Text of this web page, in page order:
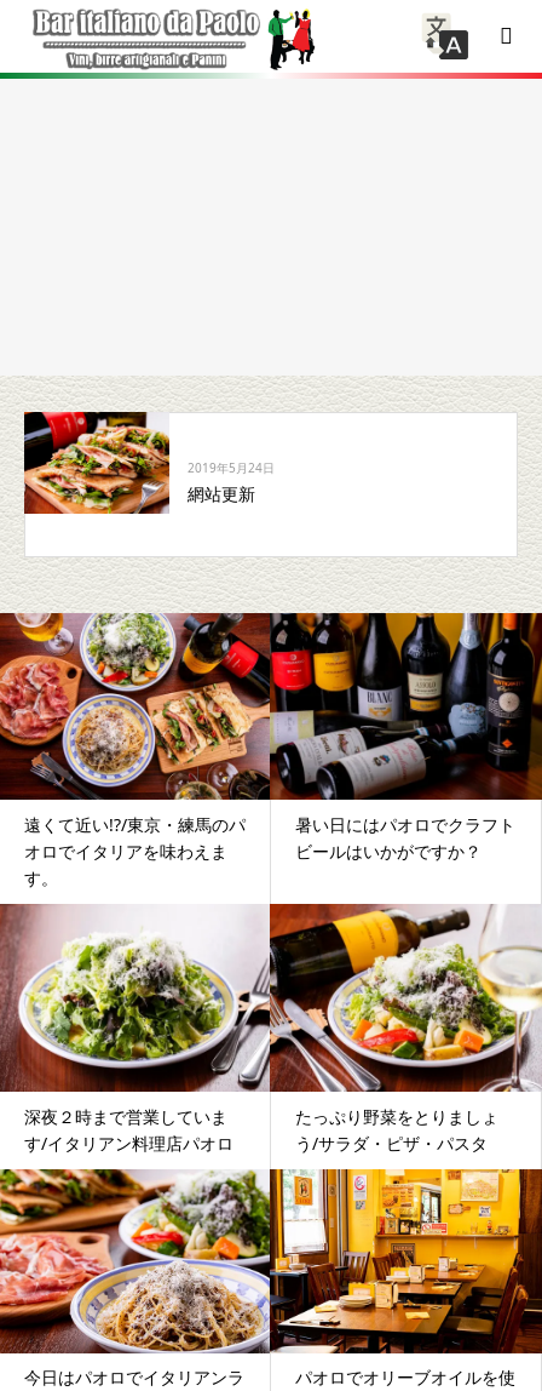
2019年5月24日
網站更新
遠くて近い!?/東京・練馬のパ
オロでイタリアを味わえま
す。
暑い日にはパオロでクラフト
ビールはいかがですか？
深夜２時まで営業していま
す/イタリアン料理店パオロ
たっぷり野菜をとりましょ
う/サラダ・ピザ・パスタ
今日はパオロでイタリアンラ
パオロでオリーブオイルを使